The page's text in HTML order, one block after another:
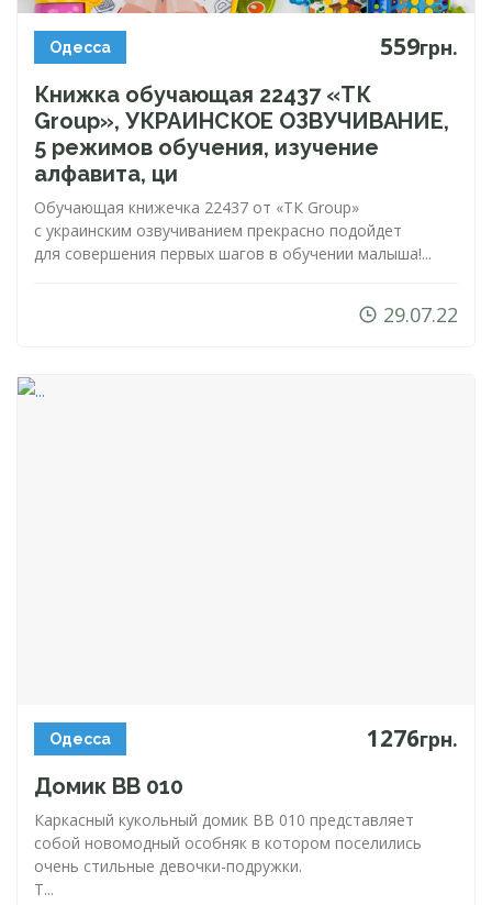
Одесса 559грн.
Книжка обучающая 22437 «ТК
Group», УКРАИНСКОЕ ОЗВУЧИВАНИЕ,
5 режимов обучения, изучение
алфавита, ци
Обучающая книжечка 22437 от «ТК Group»
с украинским озвучиванием прекрасно подойдет
для совершения первых шагов в обучении малыша!...
29.07.22
Одесса 1276грн.
Домик ВВ 010
Каркасный кукольный домик BB 010 представляет
собой новомодный особняк в котором поселились
очень стильные девочки-подружки.
Т...